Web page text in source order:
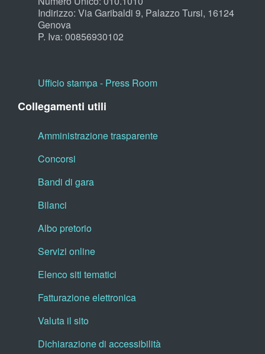
Indirizzo: Via Garibaldi 9, Palazzo Tursi, 16124
Genova
P. Iva: 00856930102
Ufficio stampa - Press Room
Collegamenti utili
Amministrazione trasparente
Concorsi
Bandi di gara
Bilanci
Albo pretorio
Servizi online
Elenco siti tematici
Fatturazione elettronica
Valuta il sito
Dichiarazione di accessibilità